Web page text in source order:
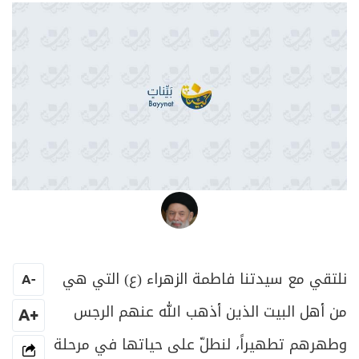
نلتقي مع سيدتنا فاطمة الزهراء (ع) التي هي
من أهل البيت الذين أذهب الله عنهم الرجس
وطهرهم تطهيراً، لنطلّ على حياتها في مرحلة
-
A
+A